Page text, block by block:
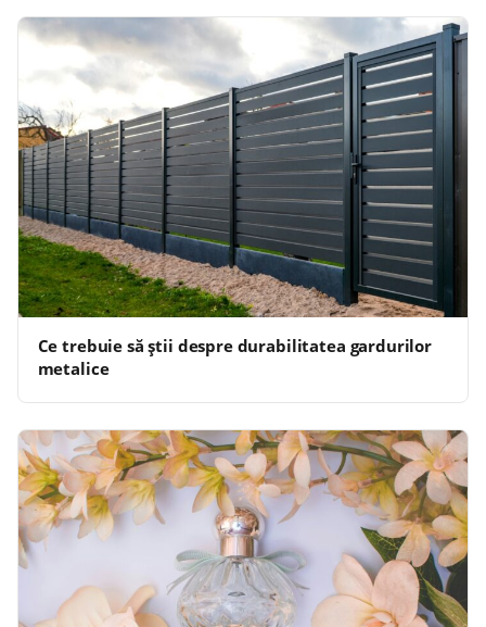
Ce trebuie să știi despre durabilitatea gardurilor
metalice